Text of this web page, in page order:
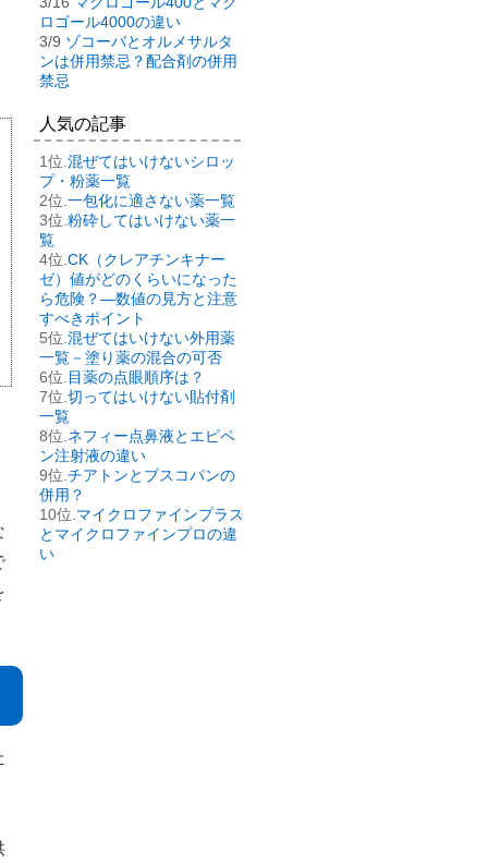
ロゴール4000の違い
3/9 ゾコーバとオルメサルタ
ンは併用禁忌？配合剤の併用
禁忌
人気の記事
混ぜてはいけないシロッ
プ・粉薬一覧
一包化に適さない薬一覧
粉砕してはいけない薬一
覧
CK（クレアチンキナー
ゼ）値がどのくらいになった
ら危険？―数値の見方と注意
すべきポイント
混ぜてはいけない外用薬
一覧－塗り薬の混合の可否
目薬の点眼順序は？
切ってはいけない貼付剤
一覧
ネフィー点鼻液とエピペ
ン注射液の違い
チアトンとブスコパンの
併用？
マイクロファインプラス
とマイクロファインプロの違
い